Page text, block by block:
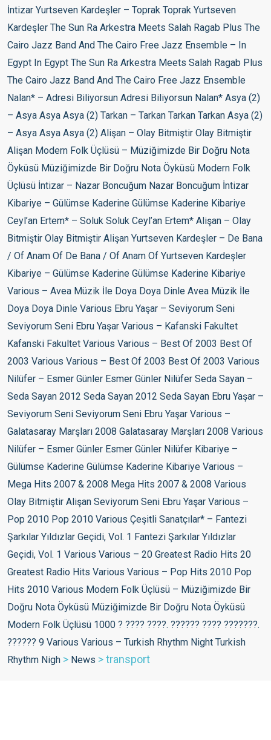
> News >transport